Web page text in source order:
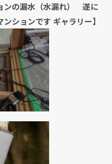
ンの漏水（水漏れ） 遂に
ションです ギャラリー】